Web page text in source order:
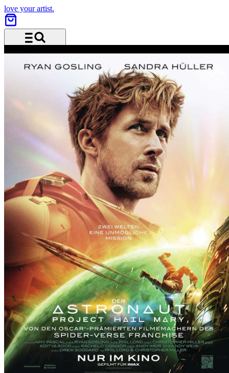
love your artist.